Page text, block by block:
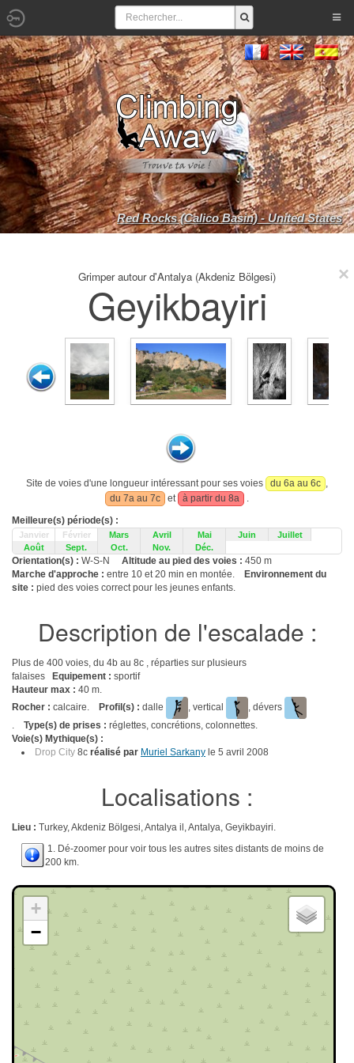
Red Rocks (Calico Basin) - United States
Grimper autour d'Antalya (Akdeniz Bölgesi)
Geyikbayiri
Site de voies d'une longueur intéressant pour ses voies du 6a au 6c ,
du 7a au 7c
et à partir du 8a
.
Meilleure(s) période(s) :
Janvier Février Mars Avril Mai Juin
Juillet
Août
Sept. Oct. Nov. Déc.
Orientation(s) : W-S-N Altitude au pied des voies : 450 m
Marche d'approche : entre 10 et 20 min en montée.
Environnement du
site : pied des voies correct pour les jeunes enfants.
Description de l'escalade :
Plus de 400 voies, du 4b au 8c , réparties sur plusieurs
falaises
Equipement : sportif
Hauteur max : 40 m.
Rocher : calcaire. Profil(s) : dalle , vertical
, dévers
. Type(s) de prises : réglettes, concrétions, colonnettes.
Voie(s) Mythique(s) :
Drop City 8c réalisé par Muriel Sarkany le 5 avril 2008
Localisations :
Lieu : Turkey, Akdeniz Bölgesi, Antalya il, Antalya, Geyikbayiri.
1. Dé-zoomer pour voir tous les autres sites distants de moins de
200 km.
+
−